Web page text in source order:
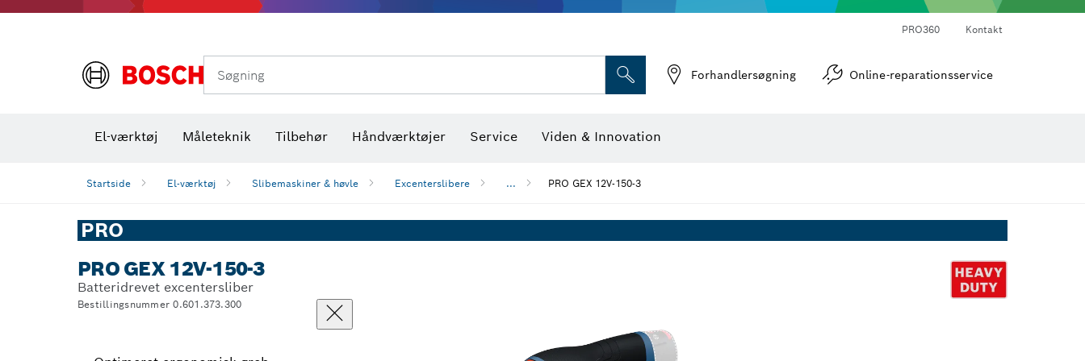
PRO360 Kontakt
Søgning Forhandlersøgning Online-reparationsservice
El-værktøj Måleteknik Tilbehør Håndværktøjer Service Viden & Innovation
Startside El-værktøj Slibemaskiner & høvle Excenterslibere ... PRO GEX 12V-150-3
PRO
PRO GEX 12V-150-3
Batteridrevet excentersliber
Bestillingsnummer 0.601.373.300